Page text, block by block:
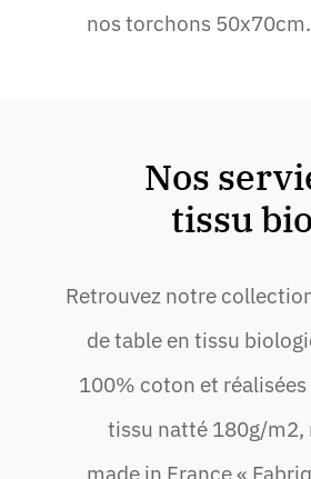
nos torchons 50x70cm.
Nos
tissu
Retrouvez notre
de table en tissu
100% coton et
tissu natté 180g/m2,
made in France «